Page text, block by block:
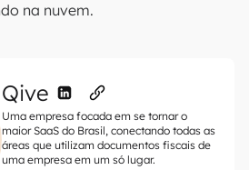
na nuvem.
Qive
Uma empresa focada em se tornar o
maior SaaS do Brasil, conectando todas as
áreas que utilizam documentos fiscais de
uma empresa em um só lugar.